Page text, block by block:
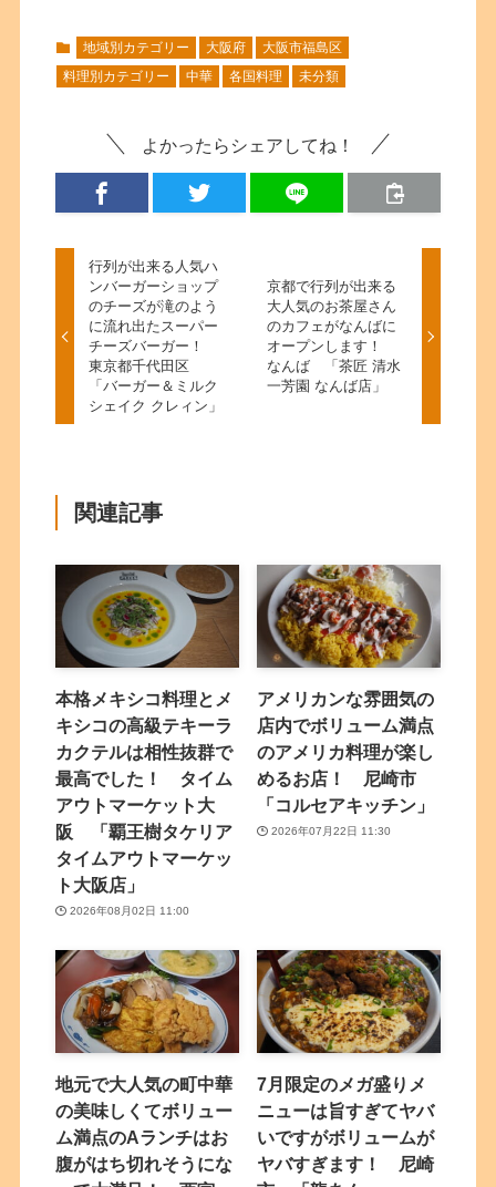
地域別カテゴリー 大阪府
大阪市福島区
料理別カテゴリー
中華 各国料理 未分類
よかったらシェアしてね！
行列が出来る人気ハ
ンバーガーショップ
のチーズが滝のよう
に流れ出たスーパー
チーズバーガー！
東京都千代田区
「バーガー＆ミルク
シェイク クレィン」
京都で行列が出来る
大人気のお茶屋さん
のカフェがなんばに
オープンします！
なんば 「茶匠 清水
一芳園 なんば店」
関連記事
本格メキシコ料理とメ
キシコの高級テキーラ
カクテルは相性抜群で
最高でした！ タイム
アウトマーケット大
阪 「覇王樹タケリア
タイムアウトマーケッ
ト大阪店」
2026年08月02日 11:00
アメリカンな雰囲気の
店内でボリューム満点
のアメリカ料理が楽し
めるお店！ 尼崎市
「コルセアキッチン」
2026年07月22日 11:30
地元で大人気の町中華
の美味しくてボリュー
ム満点のAランチはお
腹がはち切れそうにな
7月限定のメガ盛りメ
ニューは旨すぎてヤバ
いですがボリュームが
ヤバすぎます！ 尼崎